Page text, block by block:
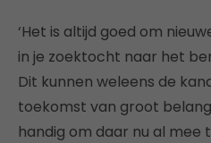
‘Het is altijd goed om
in je zoektocht naar het
Dit kunnen weleens de
toekomst van groot belang
handig om daar nu al mee